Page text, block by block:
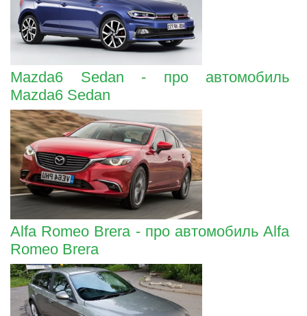
Mazda6 Sedan - про автомобиль
Mazda6 Sedan
Alfa Romeo Brera - про автомобиль Alfa
Romeo Brera